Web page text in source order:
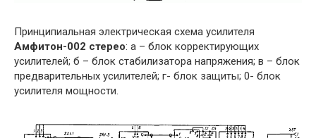
Принципиальная электрическая схема усилителя
Амфитон-002 стерео: а – блок корректирующих
усилителей; б – блок стабилизатора напряжения; в – блок
предварительных усилителей; г- блок защиты; 0- блок
усилителя мощности.